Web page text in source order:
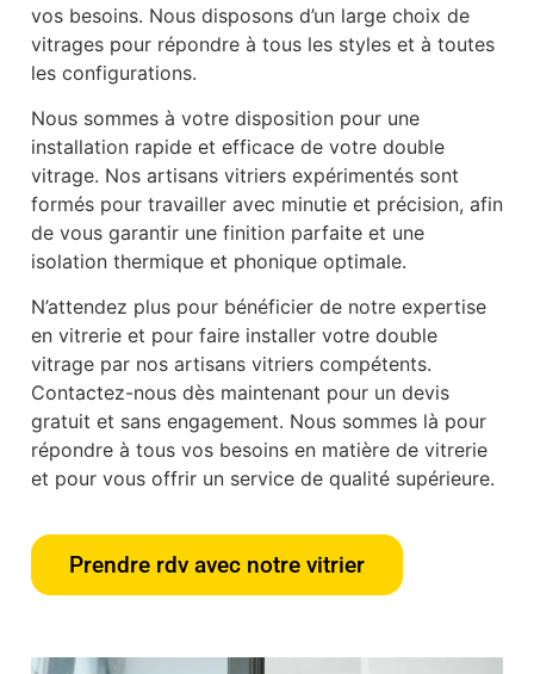
vos besoins. Nous disposons d’un large choix de
vitrages pour répondre à tous les styles et à toutes
les configurations.
Nous sommes à votre disposition pour une
installation rapide et efficace de votre double
vitrage. Nos artisans vitriers expérimentés sont
formés pour travailler avec minutie et précision, afin
de vous garantir une finition parfaite et une
isolation thermique et phonique optimale.
N’attendez plus pour bénéficier de notre expertise
en vitrerie et pour faire installer votre double
vitrage par nos artisans vitriers compétents.
Contactez-nous dès maintenant pour un devis
gratuit et sans engagement. Nous sommes là pour
répondre à tous vos besoins en matière de vitrerie
et pour vous offrir un service de qualité supérieure.
Prendre rdv avec notre vitrier